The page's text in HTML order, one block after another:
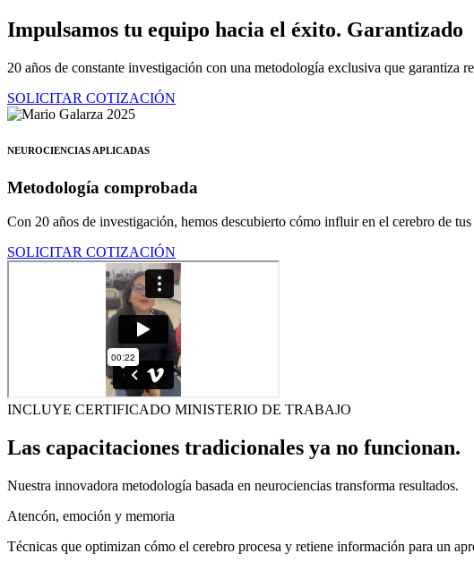
Ir
al
Impulsamos tu equipo hacia el éxito. Garantizado
20 años de constante investigación con una metodología exclusiva que garantiza
SOLICITAR COTIZACIÓN
NEUROCIENCIAS APLICADAS
Metodología comprobada
Con 20 años de investigación, hemos descubierto cómo influir en el cerebro de
SOLICITAR COTIZACIÓN
INCLUYE CERTIFICADO MINISTERIO DE TRABAJO
Las capacitaciones tradicionales ya no funcionan.
Nuestra innovadora metodología basada en neurociencias transforma resultados.
Atencón, emoción y memoria
Técnicas que optimizan cómo el cerebro procesa y retiene información para un